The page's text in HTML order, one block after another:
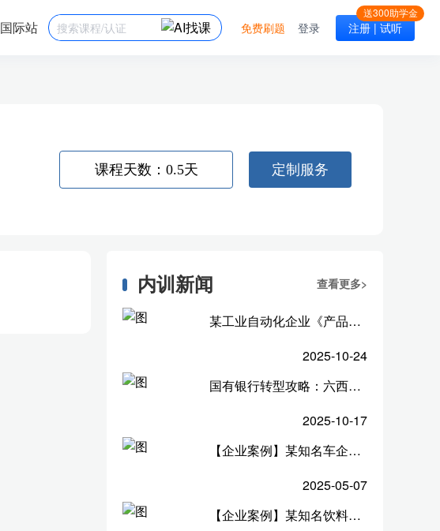
国际站 免费刷题 登录 注册 | 试听
课程天数：0.5天 定制服务
内训新闻 查看更多>
某工业自动化企业《产品管理实战工作坊》标杆案例
2025-10-24
国有银行转型攻略：六西格玛培训如何助力降本增效？
2025-10-17
【企业案例】某知名车企《AI+DeepSeek赋能HR实战训练营》圆满收官！
2025-05-07
【企业案例】某知名饮料品牌：用Power BI破解“数据困局”